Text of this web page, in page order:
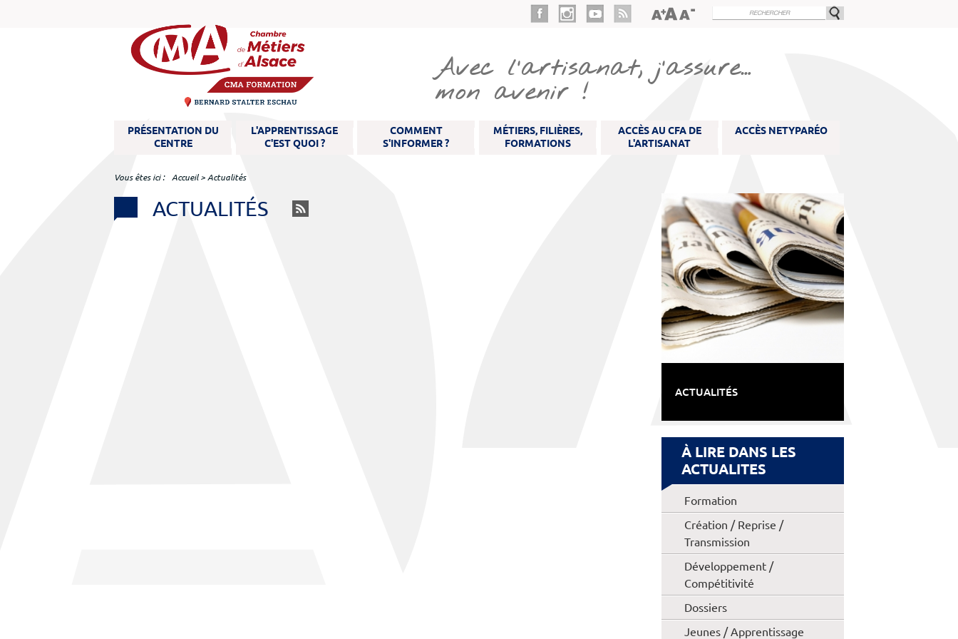
Avec l’artisanat, j’assure…
mon avenir !
u
PRÉSENTATION DU
CENTRE
L'APPRENTISSAGE
C'EST QUOI ?
COMMENT
S'INFORMER ?
MÉTIERS, FILIÈRES,
FORMATIONS
ACCÈS AU CFA DE
L'ARTISANAT
ACCÈS NETYPARÉO
Vous êtes ici Accueil> Actualités
ACTUALITÉS
ACTUALITÉS
À LIRE DANS LES
ACTUALITES
Formation
Création / Reprise /
Transmission
Développement /
Compétitivité
Dossiers
Jeunes / Apprentissage